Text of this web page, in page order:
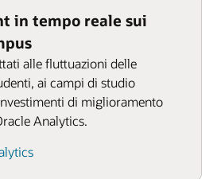
in tempo reale sui
alle fluttuazioni delle
ai campi di studio
di miglioramento
Analytics.